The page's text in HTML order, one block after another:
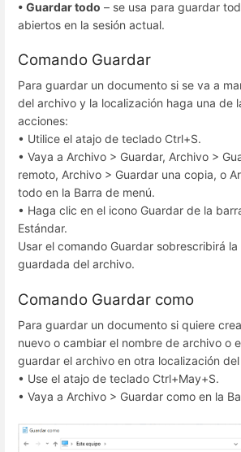
• Guardar todo – se usa para guardar
abiertos en la sesión actual.
Comando Guardar
Para guardar un documento si se va a
del archivo y la localización haga una de
acciones:
• Utilice el atajo de teclado Ctrl+S.
• Vaya a Archivo > Guardar, Archivo >
remoto, Archivo > Guardar una copia, o
todo en la Barra de menú.
• Haga clic en el icono Guardar de la
Estándar.
Usar el comando Guardar sobrescribirá
guardada del archivo.
Comando Guardar como
Para guardar un documento si quiere
nuevo o cambiar el nombre de archivo o
guardar el archivo en otra localización
• Use el atajo de teclado Ctrl+May+S.
• Vaya a Archivo > Guardar como en la